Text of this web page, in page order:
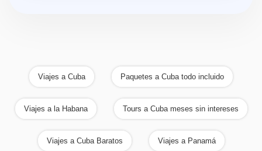
Viajes a Cuba Paquetes a Cuba todo incluido
Viajes a la Habana Tours a Cuba meses sin intereses
Viajes a Cuba Baratos Viajes a Panamá